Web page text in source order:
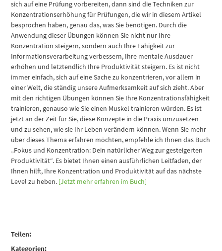
sich auf eine Prüfung vorbereiten, dann sind die Techniken zur
Konzentrationserhöhung für Prüfungen, die wir in diesem Artikel
besprochen haben, genau das, was Sie benötigen. Durch die
Anwendung dieser Übungen können Sie nicht nur Ihre
Konzentration steigern, sondern auch Ihre Fähigkeit zur
Informationsverarbeitung verbessern, Ihre mentale Ausdauer
erhöhen und letztendlich Ihre Produktivität steigern. Es ist nicht
immer einfach, sich auf eine Sache zu konzentrieren, vor allem in
einer Welt, die ständig unsere Aufmerksamkeit auf sich zieht. Aber
mit den richtigen Übungen können Sie Ihre Konzentrationsfähigkeit
trainieren, genauso wie Sie einen Muskel trainieren würden. Es ist
jetzt an der Zeit für Sie, diese Konzepte in die Praxis umzusetzen
und zu sehen, wie sie Ihr Leben verändern können. Wenn Sie mehr
über dieses Thema erfahren möchten, empfehle ich Ihnen das Buch
„Fokus und Konzentration: Dein natürlicher Weg zur gesteigerten
Produktivität“. Es bietet Ihnen einen ausführlichen Leitfaden, der
Ihnen hilft, Ihre Konzentration und Produktivität auf das nächste
Level zu heben. [Jetzt mehr erfahren im Buch]
Teilen:
Kategorien: